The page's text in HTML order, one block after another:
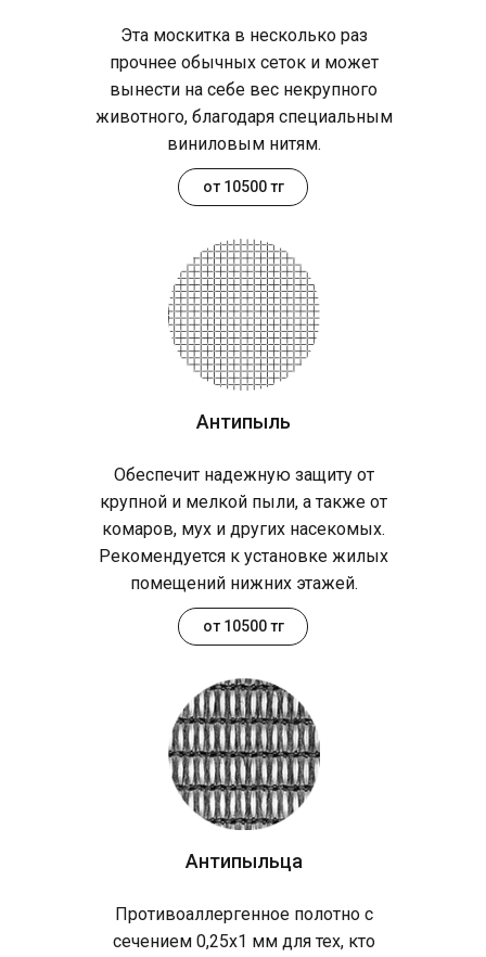
Антипыльца
Антипыль
Эта москитка в несколько раз
прочнее обычных сеток и может
вынести на себе вес некрупного
животного, благодаря специальным
виниловым нитям.
Противоаллергенное полотно с
сечением 0,25х1 мм для тех, кто
Обеспечит надежную защиту от
крупной и мелкой пыли, а также от
комаров, мух и других насекомых.
Рекомендуется к установке жилых
помещений нижних этажей.
от 10500 тг
от 10500 тг